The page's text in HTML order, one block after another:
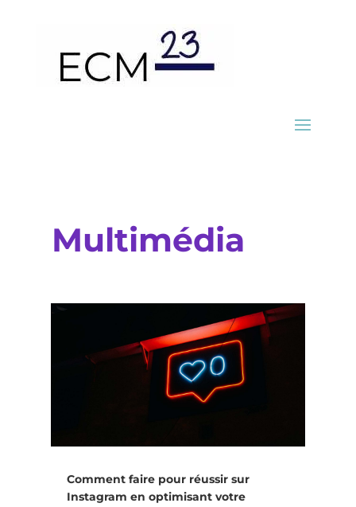
Multimédia
Comment faire pour réussir sur
Instagram en optimisant votre